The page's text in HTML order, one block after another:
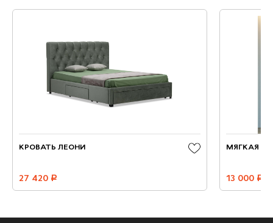
КРОВАТЬ ЛЕОНИ
27 420 руб.
МЯГКАЯ
13 000 руб.